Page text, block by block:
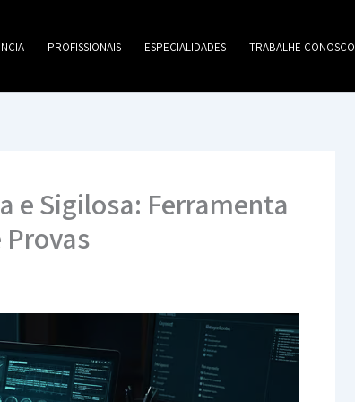
PROFISSIONAIS ESPECIALIDADES TRABALHE CONOSCO
e Sigilosa: Ferramenta
Provas